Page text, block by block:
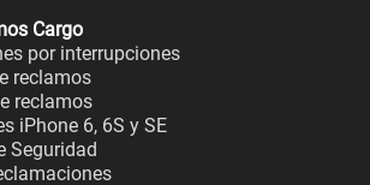
Cargo
por interrupciones
reclamos
reclamos
iPhone 6, 6S y SE
Seguridad